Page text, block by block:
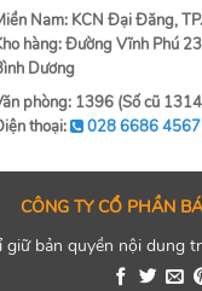
Nam: KCN Đại Đăng,
hàng: Đường Vĩnh Phú
Dương
phòng: 1396 (Số cũ
thoại:
028 6686 4567
CÔNG TY CỔ PHẦN
bản quyền nội dung